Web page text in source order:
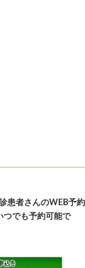
患者さんのWEB予約
つでも予約可能で